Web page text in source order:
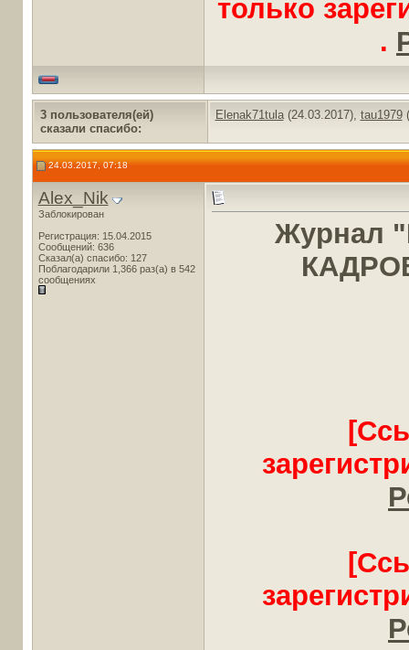
только
.
3 пользователя(ей)
сказали cпасибо:
Elenak71tula(24.03.2017), tau1979
24.03.2017, 07:18
Alex_Nik
Заблокирован
Регистрация: 15.04.2015
Сообщений: 636
Сказал(а) спасибо: 127
Поблагодарили 1,366 раз(а) в 542
сообщениях
Журнал